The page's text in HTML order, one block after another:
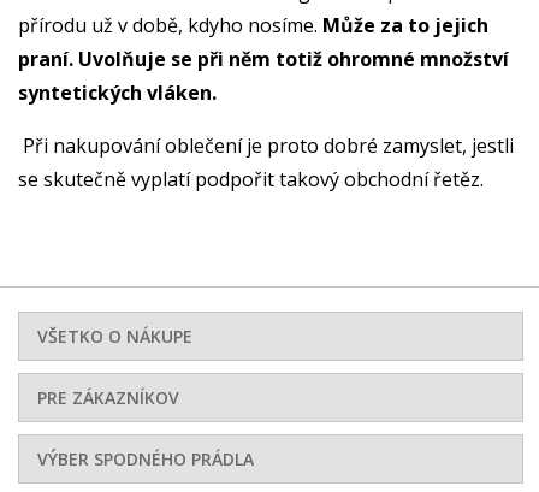
přírodu už v době, kdyho nosíme. Může za to jejich
praní. Uvolňuje se při něm totiž ohromné množství
syntetických vláken.
Při nakupování oblečení je proto dobré zamyslet, jestli
se skutečně vyplatí podpořit takový obchodní řetěz.
VŠETKO O NÁKUPE
PRE ZÁKAZNÍKOV
VÝBER SPODNÉHO PRÁDLA